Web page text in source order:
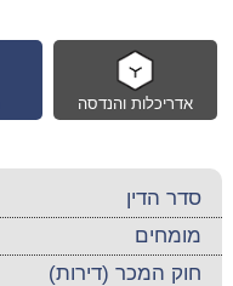
אדריכלות והנדסה
סדר הדין
מומחים
חוק המכר (דירות)